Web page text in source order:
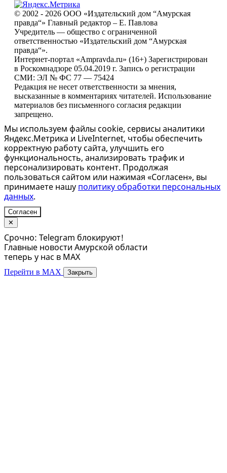
© 2002 - 2026 ООО «Издательский дом “Амурская
правда“» Главный редактор – Е. Павлова
Учредитель — общество с ограниченной
ответственностью «Издательский дом “Амурская
правда“».
Интернет-портал «Ampravda.ru» (16+) Зарегистрирован
в Роскомнадзоре 05.04.2019 г. Запись о регистрации
СМИ: ЭЛ № ФС 77 — 75424
Редакция не несет ответственности за мнения,
высказанные в комментариях читателей. Использование
материалов без письменного согласия редакции
запрещено.
Мы используем файлы cookie, сервисы аналитики
Яндекс.Метрика и LiveInternet, чтобы обеспечить
корректную работу сайта, улучшить его
функциональность, анализировать трафик и
персонализировать контент. Продолжая
пользоваться сайтом или нажимая «Согласен», вы
принимаете нашу политику обработки персональных
данных.
Согласен
✕
Срочно: Telegram блокируют!
Главные новости Амурской области
теперь у нас в MAX
Перейти в MAX Закрыть